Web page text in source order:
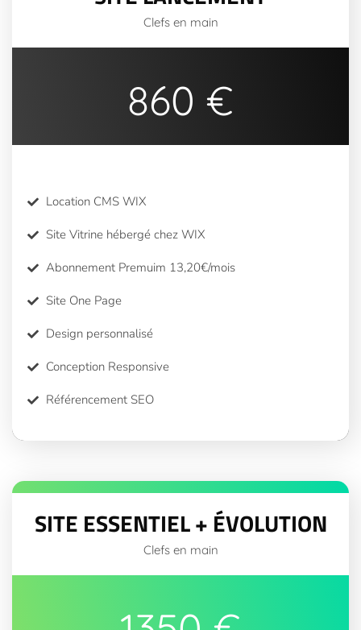
Clefs en main
860 €
Location CMS WIX
Site Vitrine hébergé chez WIX
Abonnement Premuim 13,20€/mois
Site One Page
Design personnalisé
Conception Responsive
Référencement SEO
SITE ESSENTIEL + ÉVOLUTION
Clefs en main